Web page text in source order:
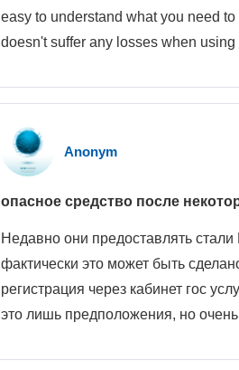
easy to understand what you need
doesn't suffer any losses when
Anonym
опасное средство после
Недавно они предоставлять
фактически это может быть
регистрация через кабинет гос
это лишь предположения, но